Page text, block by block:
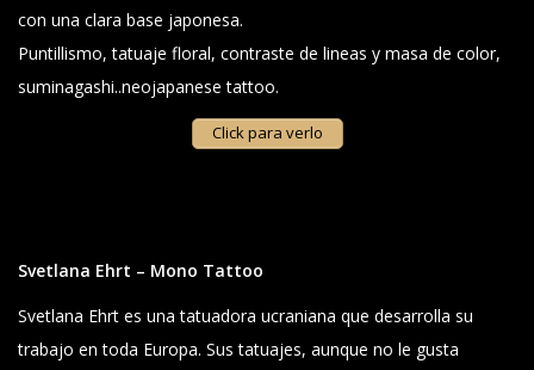
con una clara base japonesa.
Puntillismo, tatuaje floral, contraste de lineas y masa de color,
suminagashi..neojapanese tattoo.
Click para verlo
Svetlana Ehrt – Mono Tattoo
Svetlana Ehrt es una tatuadora ucraniana que desarrolla su
trabajo en toda Europa. ​​Sus tatuajes, aunque no le gusta